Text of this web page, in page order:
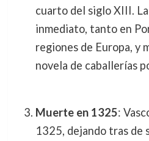
cuarto del siglo XIII.
inmediato, tanto en
regiones de Europa, y
novela de caballerías
Muerte en 1325:
1325, dejando tras de